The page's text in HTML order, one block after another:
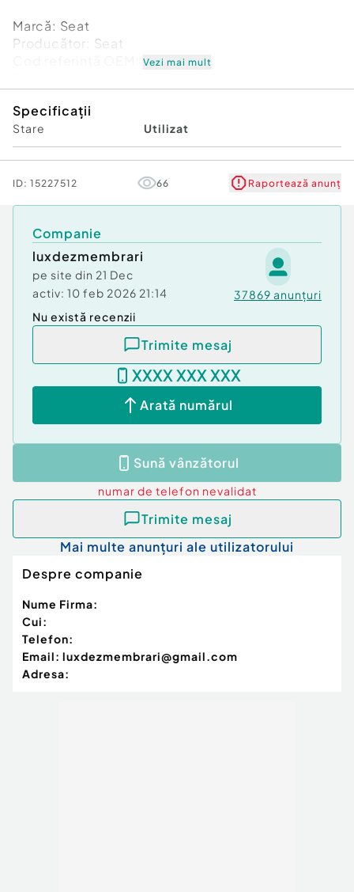
Marcă: Seat
Producător: Seat
Cod referinţă OEM: 45946214
Garanție
Vezi mai mult
Specificații
Stare Utilizat
ID: 15227512 66 Raportează anunț
Companie
luxdezmembrari
pe site din 21 Dec
activ: 10 feb 2026 21:14 37869 anunțuri
Nu există recenzii
Trimite mesaj
XXXX XXX XXX
Arată numărul
Sună vânzătorul
numar de telefon nevalidat
Trimite mesaj
Mai multe anunțuri ale utilizatorului
Despre companie
Nume Firma:
Cui:
Telefon:
Email: luxdezmembrari@gmail.com
Adresa: